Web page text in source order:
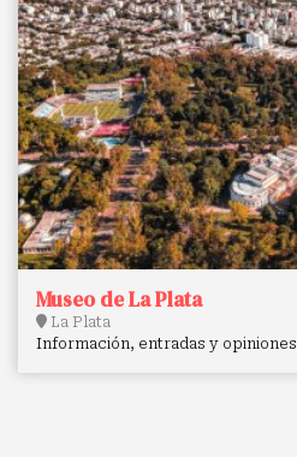
Museo de La Plata
La Plata
Información, entradas y opiniones